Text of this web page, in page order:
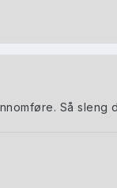
Så sleng